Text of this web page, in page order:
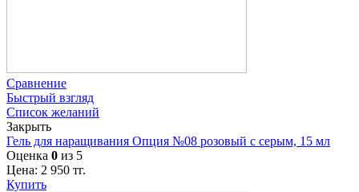
Сравнение
Быстрый взгляд
Список желаний
Закрыть
Гель для наращивания Опция №08 розовый с серым, 15 мл
Оценка 0 из 5
Цена: 2 950 тг.
Купить